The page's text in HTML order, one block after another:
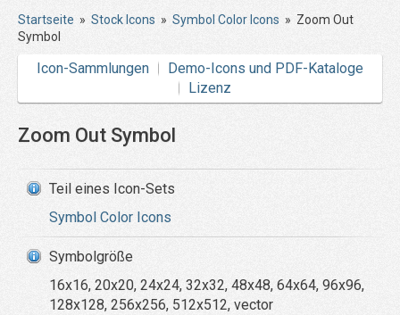
Startseite » Stock Icons » Symbol Color Icons » Zoom Out
Symbol
Icon-Sammlungen
Demo-Icons und PDF-Kataloge
Lizenz
Zoom Out Symbol
Teil eines Icon-Sets
Symbol Color Icons
Symbolgröße
16x16, 20x20, 24x24, 32x32, 48x48, 64x64, 96x96,
128x128, 256x256, 512x512, vector